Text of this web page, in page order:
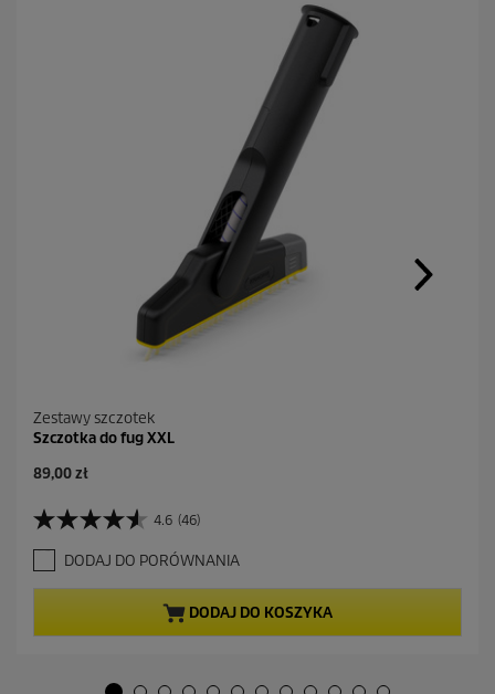
Zestawy szczotek
Szczotka do fug XXL
A
t
u
a
l
n
c
89,00 zł
4.6 (46)
4
.
6
n
DODAJ DO PORÓWNANIA
DODAJ DO KOSZYKA